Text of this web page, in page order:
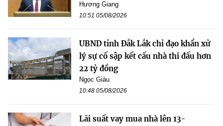
Hương Giang
10:51 05/08/2026
UBND tỉnh Đắk Lắk chỉ đạo khẩn xử
lý sự cố sập kết cấu nhà thi đấu hơn
22 tỷ đồng
Ngọc Giàu
10:48 05/08/2026
Lãi suất vay mua nhà lên 13-